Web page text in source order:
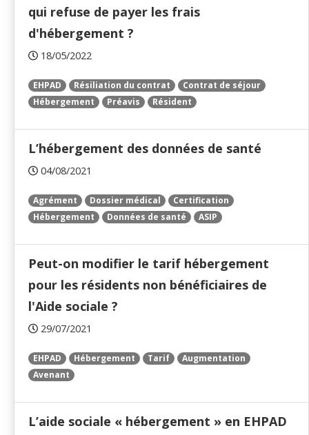
qui refuse de payer les frais
d'hébergement ?
18/05/2022
EHPAD Résiliation du contrat
Contrat de séjour
Hébergement
Préavis Résident
L’hébergement des données de santé
04/08/2021
Agrément Dossier médical
Certification
Hébergement
Données de santé ASIP
Peut-on modifier le tarif hébergement
pour les résidents non bénéficiaires de
l'Aide sociale ?
29/07/2021
EHPAD Hébergement Tarif
Augmentation
Avenant
L’aide sociale « hébergement » en EHPAD